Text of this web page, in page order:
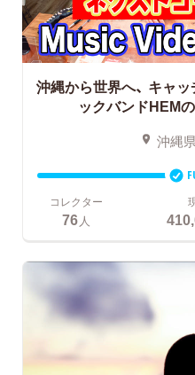
沖縄から世界へ、 キャ
ックバンドHEM
沖縄
コレクター
76 人